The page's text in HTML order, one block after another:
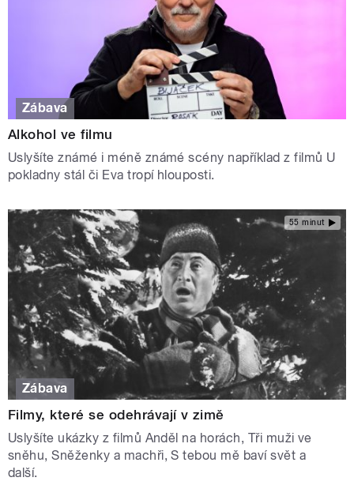
Zábava
Alkohol ve filmu
Uslyšíte známé i méně známé scény například z filmů U
pokladny stál či Eva tropí hlouposti.
55 minut
Zábava
Filmy, které se odehrávají v zimě
Uslyšíte ukázky z filmů Anděl na horách, Tři muži ve
sněhu, Sněženky a machři, S tebou mě baví svět a
další.